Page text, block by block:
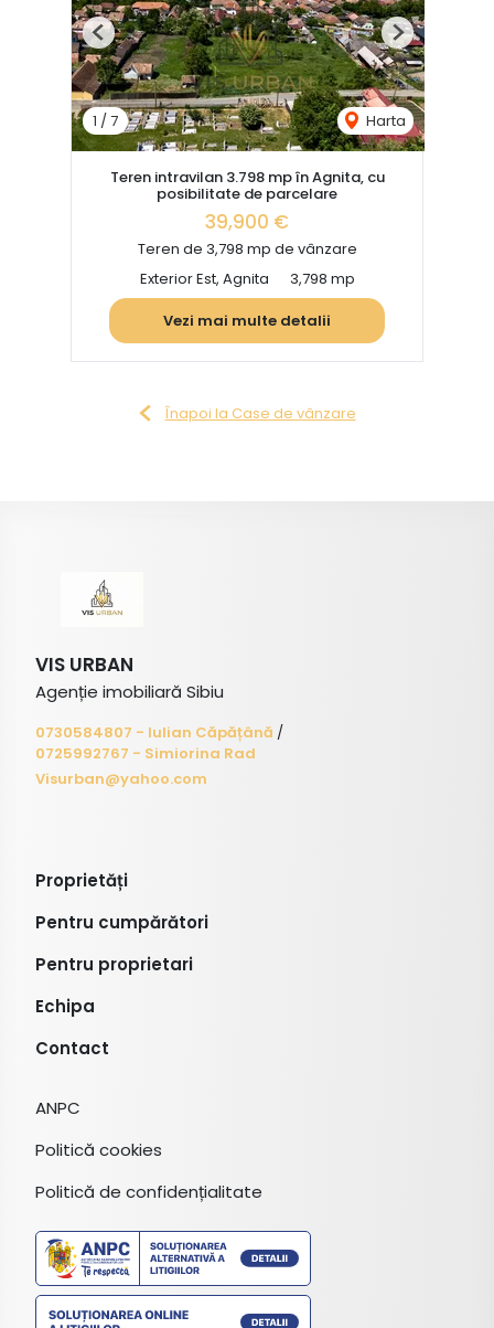
1 /7 Harta
Previous Next
Teren intravilan 3.798 mp în Agnita, cu
posibilitate de parcelare
39,900 €
Teren de 3,798 mp de vânzare
Exterior Est, Agnita
3,798 mp
Vezi mai multe detalii
Înapoi la Case de vânzare
VIS URBAN
Agenție imobiliară Sibiu
0730584807 - Iulian Căpățână /
0725992767 - Simiorina Rad
Visurban@yahoo.com
Proprietăți
Pentru cumpărători
Pentru proprietari
Echipa
Contact
ANPC
Politică cookies
Politică de confidențialitate